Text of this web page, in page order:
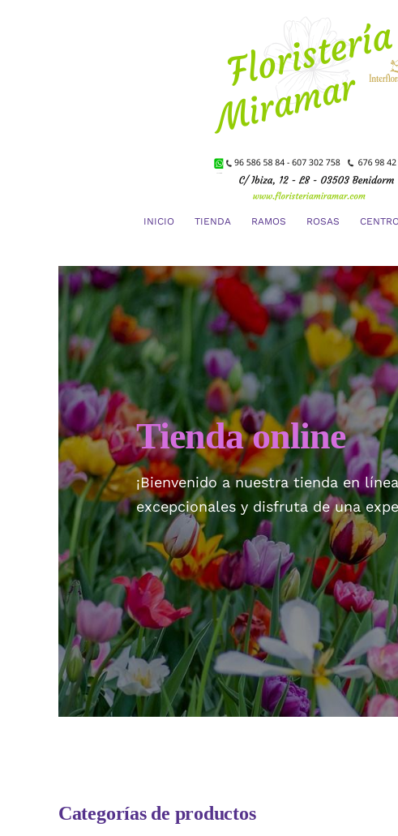
INICIO TIENDA RAMOS ROSAS
Tienda online
¡Bienvenido a nuestra tienda en
excepcionales y disfruta de una
Categorías de productos